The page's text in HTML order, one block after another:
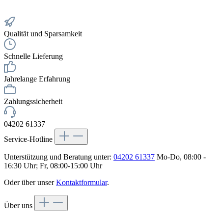
Qualität und Sparsamkeit
Schnelle Lieferung
Jahrelange Erfahrung
Zahlungssicherheit
04202 61337
Service-Hotline
Unterstützung und Beratung unter: 04202 61337 Mo-Do, 08:00 -
16:30 Uhr; Fr, 08:00-15:00 Uhr
Oder über unserKontaktformular.
Über uns